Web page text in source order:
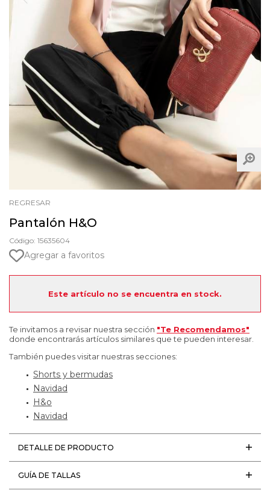
REGRESAR
Pantalón H&O
Código: 15635604
Agregar a favoritos
Este artículo no se encuentra en stock.
Te invitamos a revisar nuestra sección "Te Recomendamos"
donde encontrarás artículos similares que te pueden interesar.
También puedes visitar nuestras secciones:
Shorts y bermudas
Navidad
H&o
Navidad
DETALLE DE PRODUCTO
GUÍA DE TALLAS